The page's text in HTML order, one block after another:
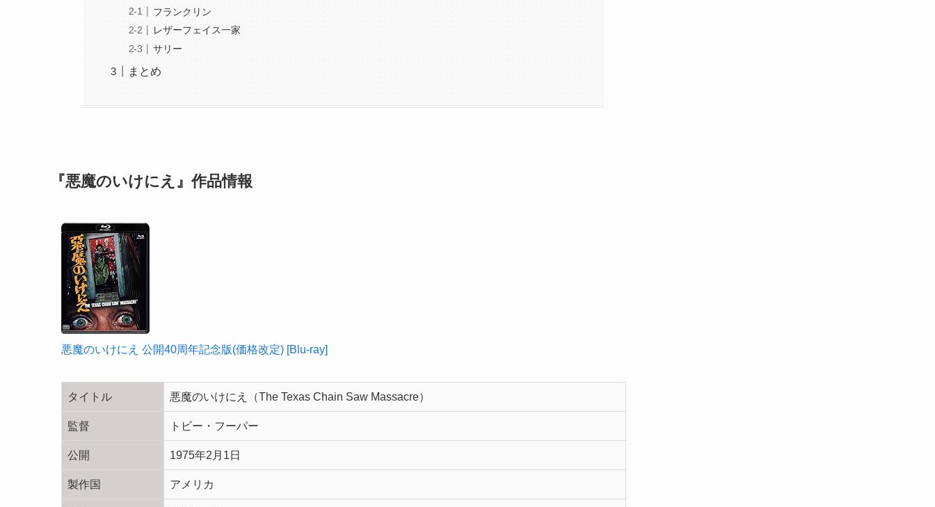
フランクリン
レザーフェイス一家
サリー
まとめ
『悪魔のいけにえ』作品情報
悪魔のいけにえ 公開40周年記念版(価格改定) [Blu-ray]
タイトル 悪魔のいけにえ（The Texas Chain Saw Massacre）
監督 トビー・フーパー
公開 1975年2月1日
製作国 アメリカ